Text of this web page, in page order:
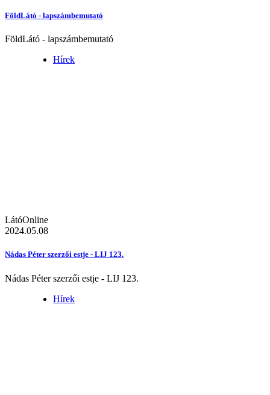
FöldLátó - lapszámbemutató
FöldLátó - lapszámbemutató
Hírek
LátóOnline
2024.05.08
Nádas Péter szerzői estje - LIJ 123.
Nádas Péter szerzői estje - LIJ 123.
Hírek